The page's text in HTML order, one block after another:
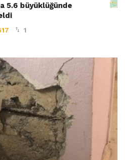
5.6 büyüklüğünde
1